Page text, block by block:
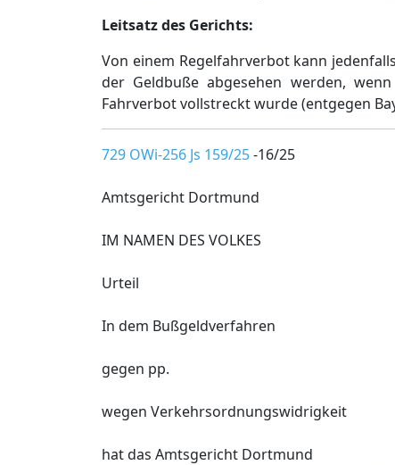
Leitsatz des Gerichts:
Von einem Regelfahrverbot kann
der Geldbuße abgesehen werden,
Fahrverbot vollstreckt wurde (entgegen
729 OWi-256 Js 159/25-16/25
Amtsgericht Dortmund
IM NAMEN DES VOLKES
Urteil
In dem Bußgeldverfahren
gegen pp.
wegen Verkehrsordnungswidrigkeit
hat das Amtsgericht Dortmund